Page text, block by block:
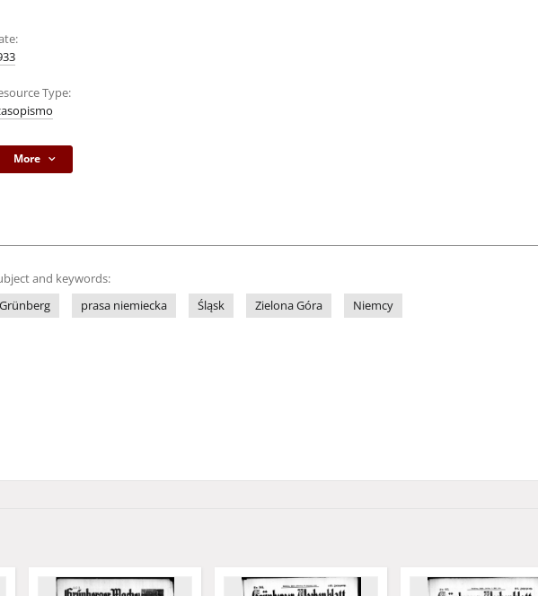
Type:
More
and keywords:
Grünberg
prasa niemiecka Śląsk Zielona Góra Niemcy